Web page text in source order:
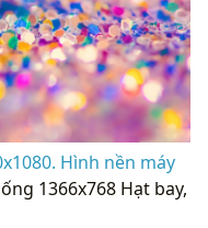
Hình nền máy
1366x768 Hạt bay,